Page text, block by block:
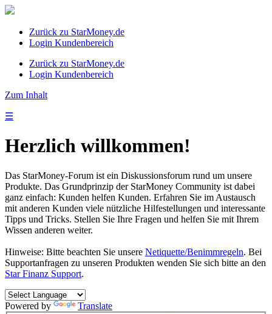
Zurück zu StarMoney.de
Login Kundenbereich
Zurück zu StarMoney.de
Login Kundenbereich
Zum Inhalt
☰
Herzlich willkommen!
Das StarMoney-Forum ist ein Diskussionsforum rund um unsere
Produkte. Das Grundprinzip der StarMoney Community ist dabei
ganz einfach: Kunden helfen Kunden. Erfahren Sie im Austausch
mit anderen Kunden viele nützliche Hilfestellungen und interessante
Tipps und Tricks. Stellen Sie Ihre Fragen und helfen Sie mit Ihrem
Wissen anderen weiter.
Hinweise: Bitte beachten Sie unsere Netiquette/Benimmregeln. Bei
Supportanfragen zu unseren Produkten wenden Sie sich bitte an den
Star Finanz Support.
Powered by Translate